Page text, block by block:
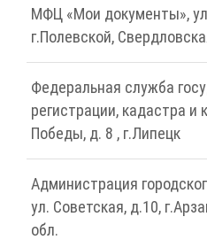
МФЦ «Мои документы»,
г.Полевской,
Федеральная служба
регистрации, кадастра и
Победы, д. 8 , г.Липецк
Администрация
ул. Советская, д.10,
обл.